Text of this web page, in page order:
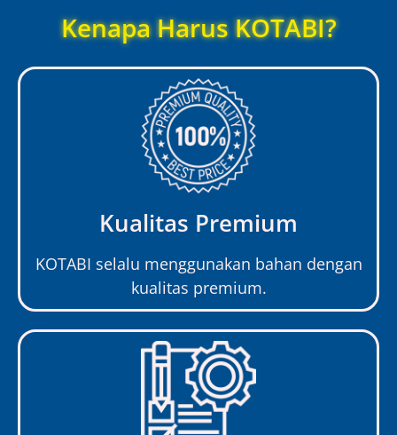
Kenapa Harus KOTABI?
Kualitas Premium
KOTABI selalu menggunakan bahan dengan
kualitas premium.